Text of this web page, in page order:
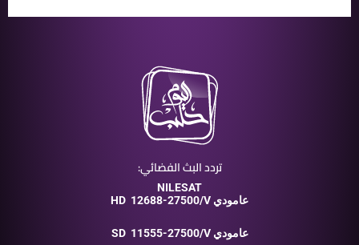
تردد البث الفضائي:
NILESAT
HD
12688-27500/V عامودي
SD 11555-27500/V عامودي